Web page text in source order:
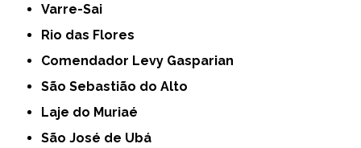
Varre-Sai
Rio das Flores
Comendador Levy Gasparian
São Sebastião do Alto
Laje do Muriaé
São José de Ubá